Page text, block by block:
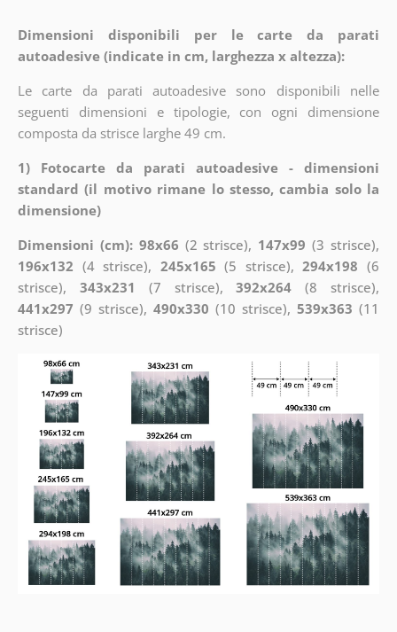
Dimensioni disponibili per le carte da parati
autoadesive (indicate in cm, larghezza x altezza):
Le carte da parati autoadesive sono disponibili nelle
seguenti dimensioni e tipologie, con ogni dimensione
composta da strisce larghe 49 cm.
1) Fotocarte da parati autoadesive - dimensioni
standard (il motivo rimane lo stesso, cambia solo la
dimensione)
Dimensioni (cm): 98x66 (2 strisce), 147x99 (3 strisce),
196x132 (4 strisce), 245x165 (5 strisce),294x198 (6
strisce), 343x231 (7 strisce),392x264 (8 strisce),
441x297 (9 strisce), 490x330 (10 strisce),539x363 (11
strisce)